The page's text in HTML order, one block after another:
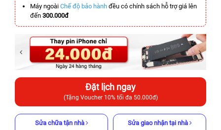
Máy ngoài Chế độ bảo hành đều có chính sách hỗ trợ giá lên
đến 300.000đ
Đặt lịch ngay
(Tặng Voucher 10% tối đa 50.000đ)
Sửa chữa tận nhà Sửa giao nhận tại nhà